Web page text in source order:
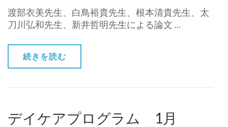
渡部衣美先生、白鳥裕貴先生、根本清貴先生、太
刀川弘和先生、新井哲明先生による論文 …
続きを読む
デイケアプログラム 1月